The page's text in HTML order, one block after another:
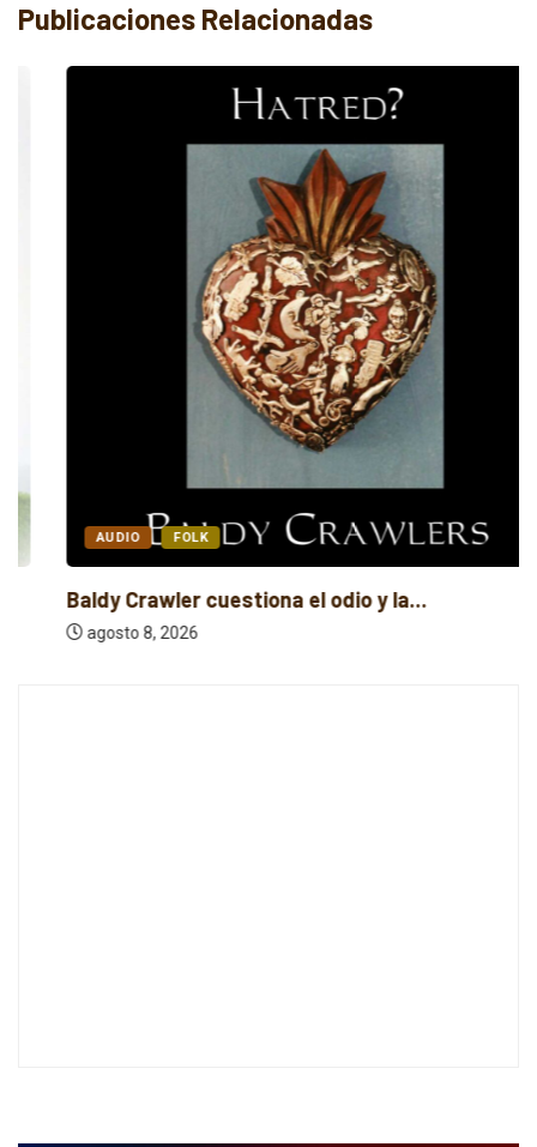
Publicaciones Relacionadas
FOLK
Baldy Crawler cuestiona el odio y la...
agosto 8, 2026